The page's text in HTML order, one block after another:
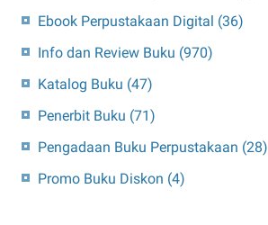
Ebook Perpustakaan Digital (36)
Info dan Review Buku (970)
Katalog Buku (47)
Penerbit Buku (71)
Pengadaan Buku Perpustakaan (28)
Promo Buku Diskon (4)